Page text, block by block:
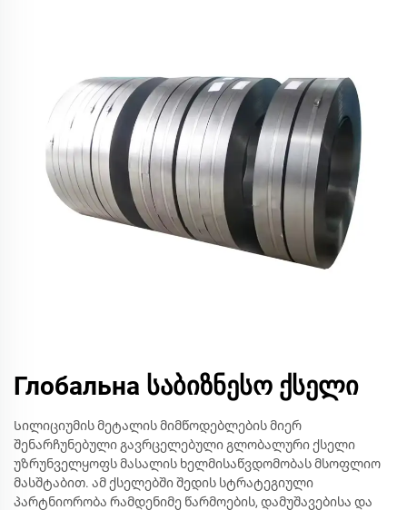
Глобальна საბიზნესო ქსელი
Სილიციუმის მეტალის მიმწოდებლების მიერ
შენარჩუნებული გავრცელებული გლობალური ქსელი
უზრუნველყოფს მასალის ხელმისაწვდომობას მსოფლიო
მასშტაბით. ამ ქსელებში შედის სტრატეგიული
პარტნიორობა რამდენიმე წარმოების, დამუშავებისა და